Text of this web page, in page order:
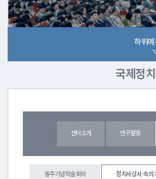
하위메
국제정
센터소개 연구활동
동주기념학술회의 정치사상사 속의